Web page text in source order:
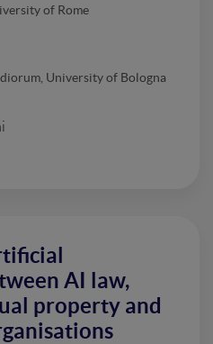
of Rome
University of Bologna
AI law,
property and